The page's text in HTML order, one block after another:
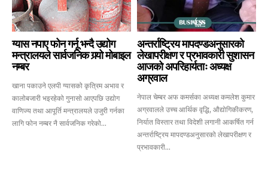
ग्यास नपाए फोन गर्नू भन्दै उद्योग
मन्त्रालयले सार्वजनिक गर्‍यो मोबाइल
नम्बर
खाना पकाउने एलपी ग्यासको कृत्रिम अभाव र
कालोबजारी भइरहेको गुनासो आएपछि उद्योग
वाणिज्य तथा आपूर्ति मन्त्रालयले उजुरी गर्नका
लागि फोन नम्बर नै सार्वजनिक गरेको...
अन्तर्राष्ट्रिय मापदण्डअनुसारको
लेखापरीक्षण र प्रभावकारी सुशासन
आजको अपरिहार्यताः अध्यक्ष
अग्रवाल
नेपाल चेम्बर अफ कमर्सका अध्यक्ष कमलेश कुमार
अग्रवालले उच्च आर्थिक वृद्धि, औद्योगिकीकरण,
निर्यात विस्तार तथा विदेशी लगानी आकर्षित गर्न
अन्तर्राष्ट्रिय मापदण्डअनुसारको लेखापरीक्षण र
प्रभावकारी...